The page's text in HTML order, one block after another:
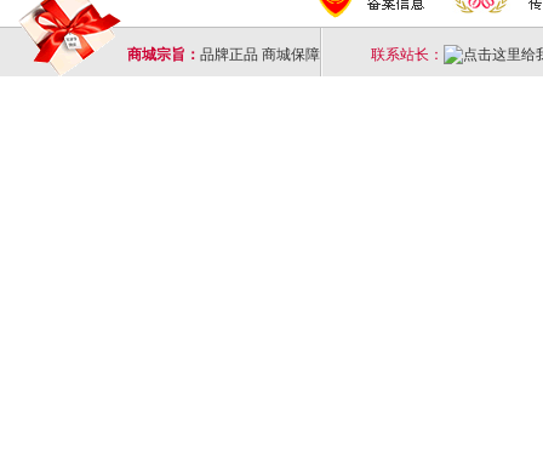
商城宗旨： 品牌正品 商城保障 联系站长：